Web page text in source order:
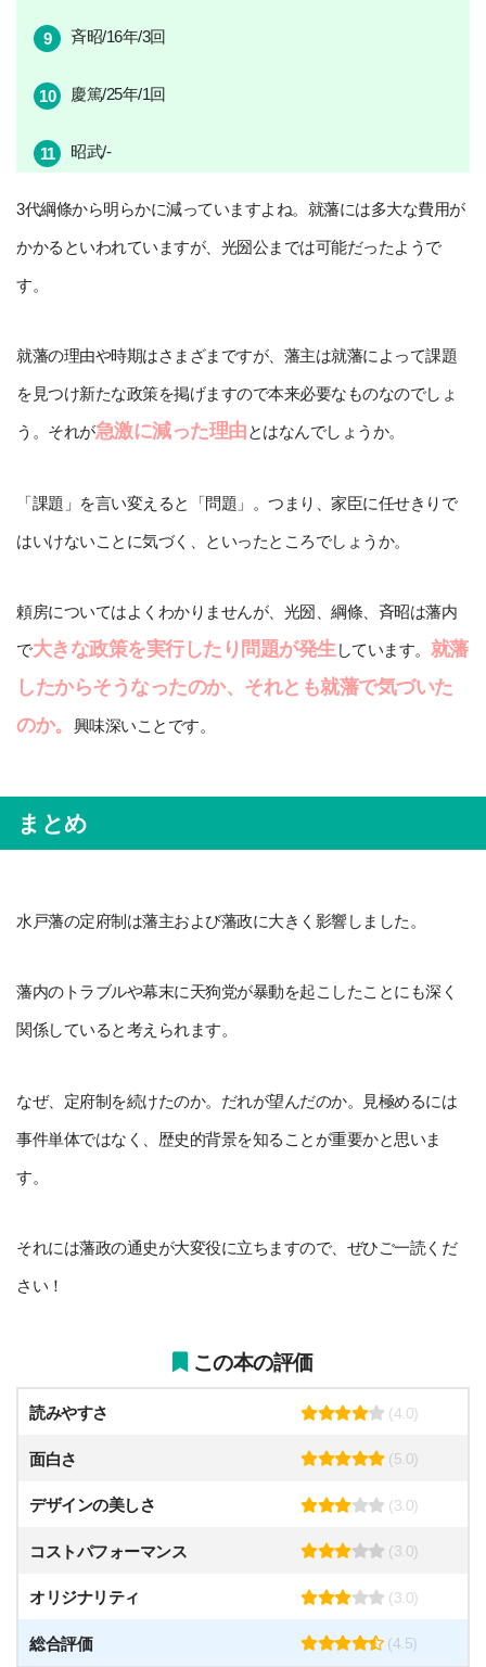
斉昭/16年/3回
慶篤/25年/1回
昭武/-
3代綱條から明らかに減っていますよね。就藩には多大な費用が
かかるといわれていますが、光圀公までは可能だったようで
す。
就藩の理由や時期はさまざまですが、藩主は就藩によって課題
を見つけ新たな政策を掲げますので本来必要なものなのでしょ
う。それが急激に減った理由とはなんでしょうか。
「課題」を言い変えると「問題」。つまり、家臣に任せきりで
はいけないことに気づく、といったところでしょうか。
頼房についてはよくわかりませんが、光圀、綱條、斉昭は藩内
で大きな政策を実行したり問題が発生 しています。 就藩
したからそうなったのか、それとも就藩で気づいた
のか。
興味深いことです。
まとめ
水戸藩の定府制は藩主および藩政に大きく影響しました。
藩内のトラブルや幕末に天狗党が暴動を起こしたことにも深く
関係していると考えられます。
なぜ、定府制を続けたのか。だれが望んだのか。見極めるには
事件単体ではなく、歴史的背景を知ることが重要かと思いま
す。
それには藩政の通史が大変役に立ちますので、ぜひご一読くだ
さい！
この本の評価
読みやすさ (4.0)
面白さ (5.0)
デザインの美しさ (3.0)
コストパフォーマンス (3.0)
オリジナリティ (3.0)
総合評価 (4.5)